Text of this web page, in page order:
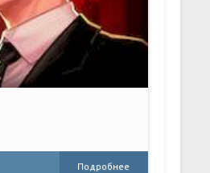
Подробнее